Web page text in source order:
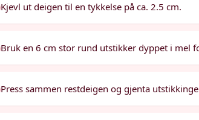
Kjevl ut deigen til en tykkelse på ca. 2.5 cm.
Bruk en 6 cm stor rund utstikker dyppet i mel
Press sammen restdeigen og gjenta